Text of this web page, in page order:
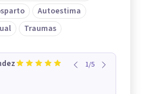
Autoestima
Traumas
1/5